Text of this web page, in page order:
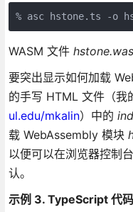
% asc hstone.ts -o
WASM 文件
要突出显示如何加载
的手写 HTML 文件（我
ul.edu/mkalin）中的
载 WebAssembly 模块
以便可以在浏览器控制
认。
示例 3. TypeScript 代